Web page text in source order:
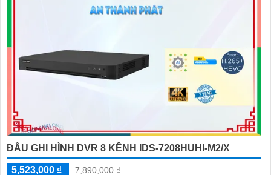
ĐẦU GHI HÌNH DVR 8 KÊNH IDS-7208HUHI-M2/X
5,523,000 ₫ 7,890,000 ₫